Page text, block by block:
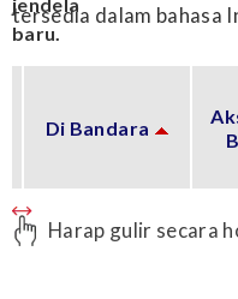
tersedia dalam bahasa
Di Bandara
Harap gulir secara